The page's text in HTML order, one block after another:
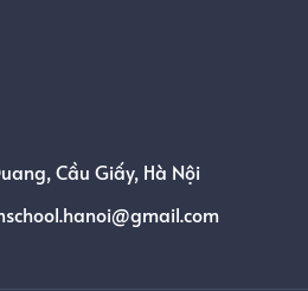
Cầu Giấy, Hà Nội